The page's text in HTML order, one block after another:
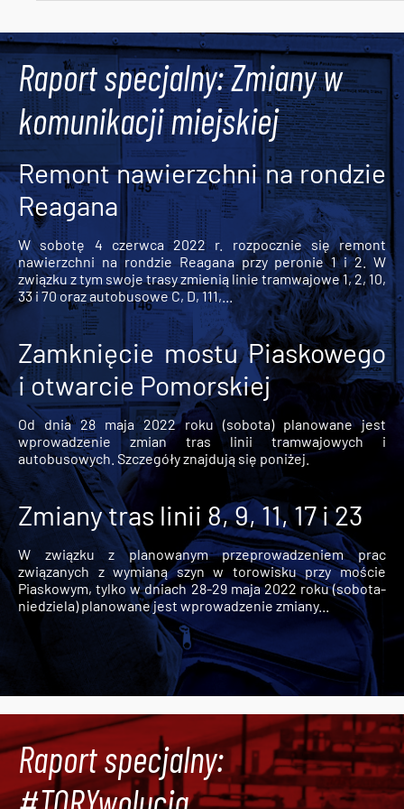
Raport specjalny: Zmiany w
komunikacji miejskiej
Remont nawierzchni na rondzie
Reagana
W sobotę 4 czerwca 2022 r. rozpocznie się remont
nawierzchni na rondzie Reagana przy peronie 1 i 2. W
związku z tym swoje trasy zmienią linie tramwajowe 1, 2, 10,
33 i 70 oraz autobusowe C, D, 111,...
Zamknięcie mostu Piaskowego
i otwarcie Pomorskiej
Od dnia 28 maja 2022 roku (sobota) planowane jest
wprowadzenie zmian tras linii tramwajowych i
autobusowych. Szczegóły znajdują się poniżej.
Zmiany tras linii 8, 9, 11, 17 i 23
W związku z planowanym przeprowadzeniem prac
związanych z wymianą szyn w torowisku przy moście
Piaskowym, tylko w dniach 28-29 maja 2022 roku (sobota-
niedziela) planowane jest wprowadzenie zmiany...
Raport specjalny: